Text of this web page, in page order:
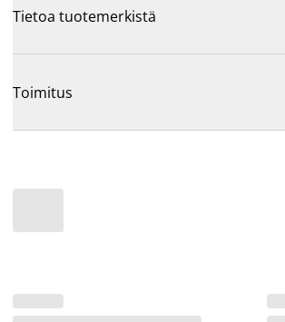
Tietoa tuotemerkistä
Toimitus